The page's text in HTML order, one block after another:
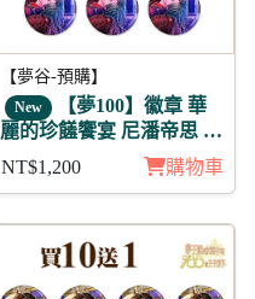
【夢谷-預購】
New 【夢100】徽章 華
麗的珍饈饗宴 尼潘帝思 11
NT$1,200 購物車